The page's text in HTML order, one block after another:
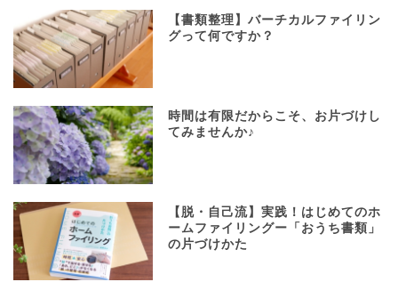
【書類整理】バーチカルファイリン
グって何ですか？
時間は有限だからこそ、お片づけし
てみませんか♪
【脱・自己流】実践！はじめてのホ
ームファイリングー「おうち書類」
の片づけかた